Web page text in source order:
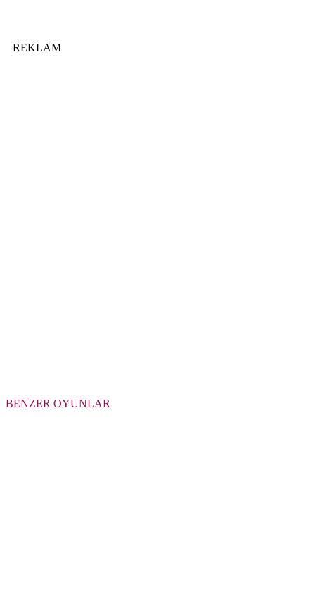
REKLAM
BENZER OYUNLAR